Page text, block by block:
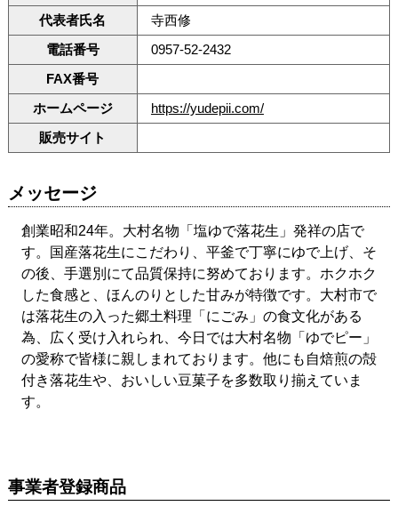
代表者氏名
寺西修
電話番号
0957-52-2432
FAX番号
ホームページ
https://yudepii.com/
販売サイト
メッセージ
創業昭和24年。大村名物「塩ゆで落花生」発祥の店で
す。国産落花生にこだわり、平釜で丁寧にゆで上げ、そ
の後、手選別にて品質保持に努めております。ホクホク
した食感と、ほんのりとした甘みが特徴です。大村市で
は落花生の入った郷土料理「にごみ」の食文化がある
為、広く受け入れられ、今日では大村名物「ゆでピー」
の愛称で皆様に親しまれております。他にも自焙煎の殻
付き落花生や、おいしい豆菓子を多数取り揃えていま
す。
事業者登録商品